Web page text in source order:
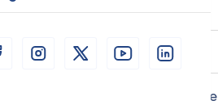
Engagement citoyen
Impact
Développement Durable